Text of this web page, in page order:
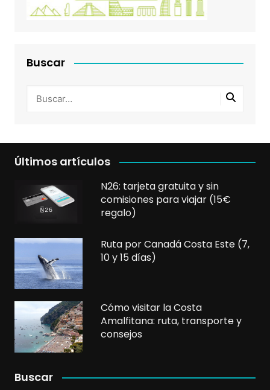
Buscar
Últimos artículos
N26: tarjeta gratuita y sin
comisiones para viajar (15€
regalo)
Ruta por Canadá Costa Este (7,
10 y 15 días)
Cómo visitar la Costa
Amalfitana: ruta, transporte y
consejos
Buscar